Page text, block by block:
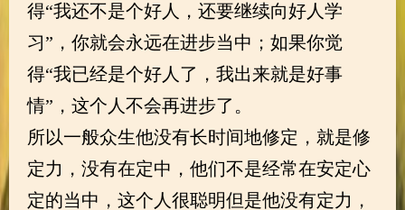
得“我还不是个好人，还要继续向好人学
习”，你就会永远在进步当中；如果你觉
得“我已经是个好人了，我出来就是好事
情”，这个人不会再进步了。
所以一般众生他没有长时间地修定，就是修
定力，没有在定中，他们不是经常在安定心
定的当中，这个人很聪明但是他没有定力，